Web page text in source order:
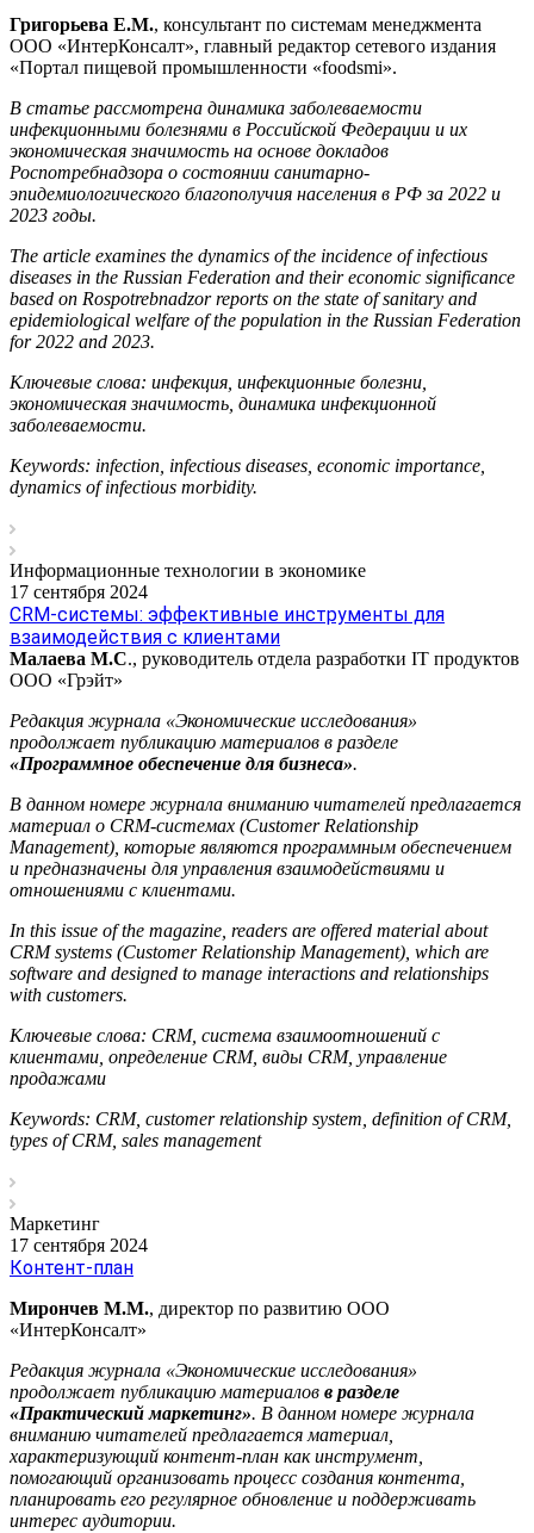
Григорьева Е.М., консультант по системам менеджмента
ООО «ИнтерКонсалт», главный редактор сетевого издания
«Портал пищевой промышленности «foodsmi».
В статье рассмотрена динамика заболеваемости
инфекционными болезнями в Российской Федерации и их
экономическая значимость на основе докладов
Роспотребнадзора о состоянии санитарно-
эпидемиологического благополучия населения в РФ за 2022 и
2023 годы.
The article examines the dynamics of the incidence of infectious
diseases in the Russian Federation and their economic significance
based on Rospotrebnadzor reports on the state of sanitary and
epidemiological welfare of the population in the Russian Federation
for 2022 and 2023.
Ключевые слова: инфекция, инфекционные болезни,
экономическая значимость, динамика инфекционной
заболеваемости.
Keywords: infection, infectious diseases, economic importance,
dynamics of infectious morbidity.
Информационные технологии в экономике
17 сентября 2024
CRM-системы: эффективные инструменты для
взаимодействия с клиентами
Малаева М.С., руководитель отдела разработки IT продуктов
ООО «Грэйт»
Редакция журнала «Экономические исследования»
продолжает публикацию материалов в разделе
«Программное обеспечение для бизнеса».
В данном номере журнала вниманию читателей предлагается
материал о CRM-системах (Customer Relationship
Management), которые являются программным обеспечением
и предназначены для управления взаимодействиями и
отношениями с клиентами.
In this issue of the magazine, readers are offered material about
CRM systems (Customer Relationship Management), which are
software and designed to manage interactions and relationships
with customers.
Ключевые слова: CRM, система взаимоотношений с
клиентами, определение CRM, виды CRM, управление
продажами
Keywords: CRM, customer relationship system, definition of CRM,
types of CRM, sales management
Маркетинг
17 сентября 2024
Контент-план
Мирончев М.М., директор по развитию ООО
«ИнтерКонсалт»
Редакция журнала «Экономические исследования»
продолжает публикацию материалов в разделе
«Практический маркетинг». В данном номере журнала
вниманию читателей предлагается материал,
характеризующий контент-план как инструмент,
помогающий организовать процесс создания контента,
планировать его регулярное обновление и поддерживать
интерес аудитории.